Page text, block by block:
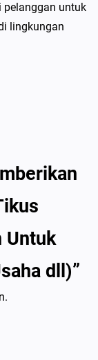
pelanggan untuk
lingkungan
Untuk
dll)”